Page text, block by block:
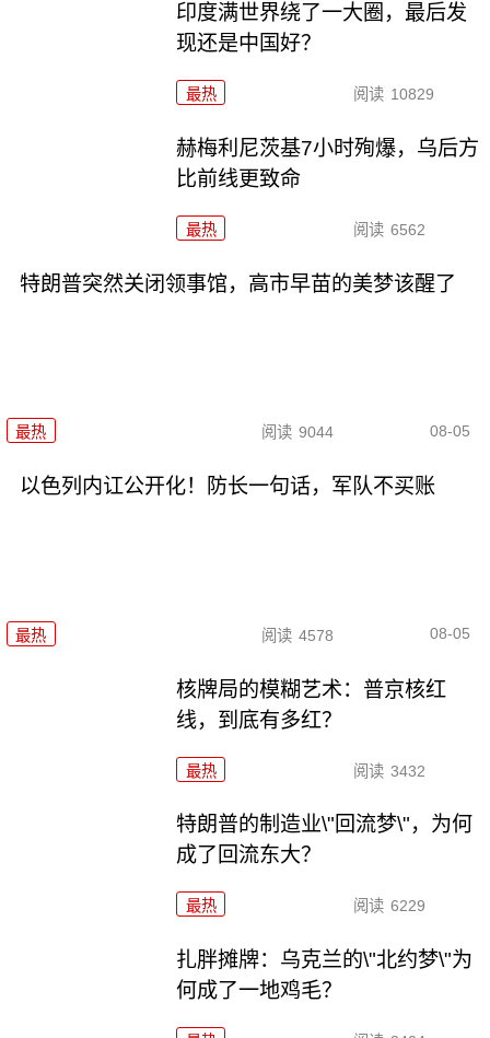
印度满世界绕了一大圈，最后发
现还是中国好？
最热 阅读 10829
赫梅利尼茨基7小时殉爆，乌后方
比前线更致命
最热 阅读 6562
特朗普突然关闭领事馆，高市早苗的美梦该醒了
最热 阅读 9044 08-05
以色列内讧公开化！防长一句话，军队不买账
最热 阅读 4578 08-05
核牌局的模糊艺术：普京核红
线，到底有多红？
最热 阅读 3432
特朗普的制造业\"回流梦\"，为何
成了回流东大？
最热 阅读 6229
扎胖摊牌：乌克兰的\"北约梦\"为
何成了一地鸡毛？